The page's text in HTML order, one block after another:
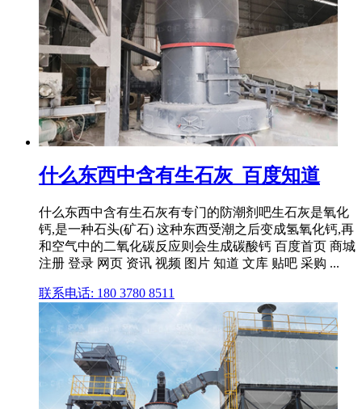
什么东西中含有生石灰_百度知道
什么东西中含有生石灰有专门的防潮剂吧生石灰是氧化
钙,是一种石头(矿石) 这种东西受潮之后变成氢氧化钙,再
和空气中的二氧化碳反应则会生成碳酸钙 百度首页 商城
注册 登录 网页 资讯 视频 图片 知道 文库 贴吧 采购 ...
联系电话: 180 3780 8511